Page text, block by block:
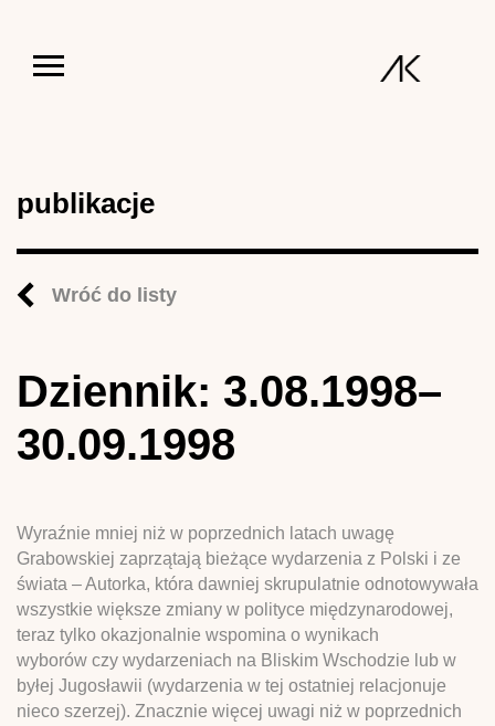
publikacje
Wróć do listy
Dziennik: 3.08.1998–
30.09.1998
Wyraźnie mniej niż w poprzednich latach uwagę
Grabowskiej zaprzątają bieżące wydarzenia z Polski i ze
świata – Autorka, która dawniej skrupulatnie odnotowywała
wszystkie większe zmiany w polityce międzynarodowej,
teraz tylko okazjonalnie wspomina o wynikach
wyborów czy wydarzeniach na Bliskim Wschodzie lub w
byłej Jugosławii (wydarzenia w tej ostatniej relacjonuje
nieco szerzej). Znacznie więcej uwagi niż w poprzednich